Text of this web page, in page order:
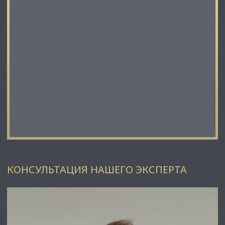
КОНСУЛЬТАЦИЯ НАШЕГО ЭКСПЕРТА